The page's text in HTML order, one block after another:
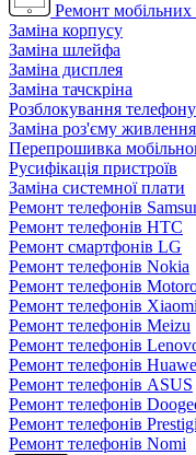
Ремонт мобільних
Заміна корпусу
Заміна шлейфа
Заміна дисплея
Заміна тачскріна
Розблокування телефону
Заміна роз'єму живлення
Перепрошивка
Русифікація пристроїв
Заміна системної плати
Ремонт телефонів
Ремонт телефонів HTC
Ремонт смартфонів LG
Ремонт телефонів Nokia
Ремонт телефонів
Ремонт телефонів Xiaomi
Ремонт телефонів Meizu
Ремонт телефонів
Ремонт телефонів
Ремонт телефонів ASUS
Ремонт телефонів
Ремонт телефонів
Ремонт телефонів Nomi